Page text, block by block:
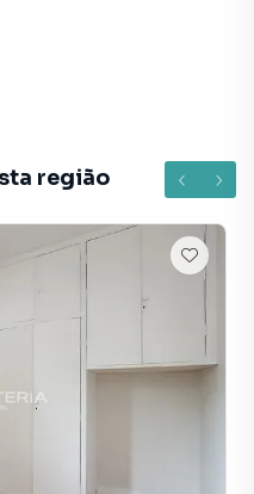
valorizada do bairro
o que procurava ou
Apartamento em São
equipe pelo telefone
de apartamentos,
além de
região